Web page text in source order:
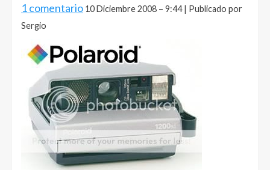
1 comentario 10 Diciembre 2008 – 9:44 | Publicado por
Sergio